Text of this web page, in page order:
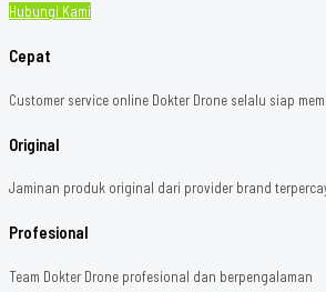
Hubungi Kami
Cepat
Customer service online Dokter Drone selalu siap
Original
Jaminan produk original dari provider brand
Profesional
Team Dokter Drone profesional dan berpengalaman